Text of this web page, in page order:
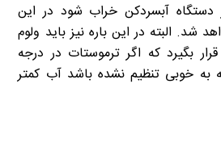
دستگاه آبسردکن خراب شود در این
البته در این باره نیز باید ولوم
بگیرد که اگر ترموستات در درجه
به خوبی تنظیم نشده باشد آب کمتر